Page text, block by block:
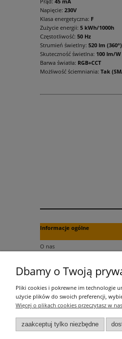
Napięcie: 230V
Klasa energetyczna: F
Zużycie energii: 5 kWh/1000h
Częstotliwość: 50 Hz
Strumień świetlny: 520 lm (360°)
Skuteczność świetlna: 100 lm/W
Barwa światła: RGB+CCT
Możliwość ściemniania: Tak
Informacje ogólne
O nas
Regulamin
Polityka prywatności
Informacje o przetwarzaniu
Dbamy o Twoją
Pliki cookies i pokrewne im technologie
użycie plików do swoich preferencji,
Więcej o plikach cookies przeczytasz w
zaakceptuj tylko niezbędne